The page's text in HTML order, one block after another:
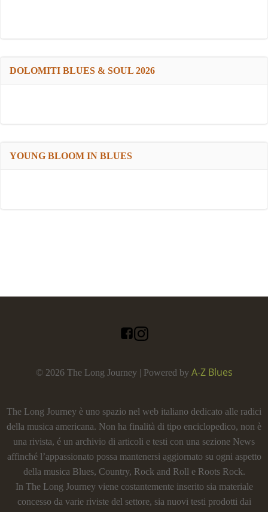
DOLOMITI BLUES & SOUL 2026
YOUNG BLOOM IN BLUES
© 2026 The Long Journey | Powered by A-Z Blues
The Long Journey è uno spazio nel web italiano dedicato alle radici
della musica americana. Non ha finalità di tipo enciclopedico, non è
una rivista, é un archivio di articoli e testi con una sezione News
affinché l’appassionato possa mantenersi aggiornato su ogni aspetto
della musica Blues, Country, Rock and Roll e Roots Rock.
In The Long Journey viene costantemente inserito sia materiale
concesso da varie riviste del settore, sia nuovi testi prodotti dai